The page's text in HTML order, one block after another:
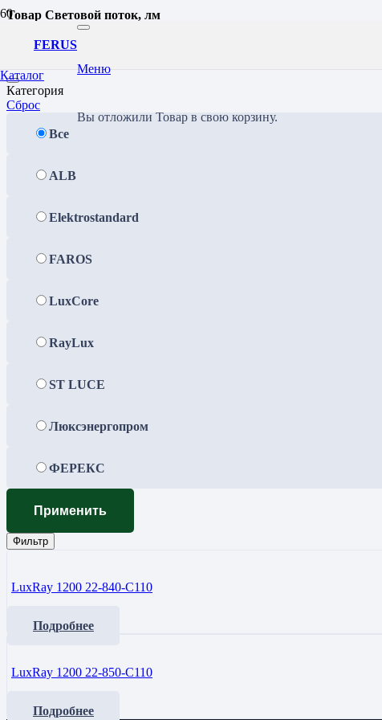
FERUS
Меню
Вы отложили Товар в свою корзину.
Каталог
Товар Световой поток, лм
Категория
Сброс
Все
ALB
Elektrostandard
FAROS
LuxCore
RayLux
ST LUCE
Люксэнергопром
ФЕРЕКС
Применить
Фильтр
LuxRay 1200 22-840-C110
Подробнее
LuxRay 1200 22-850-C110
Подробнее